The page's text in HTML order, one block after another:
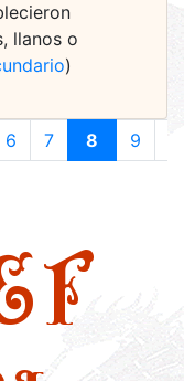
llanos o
)
6 7 8 9
F